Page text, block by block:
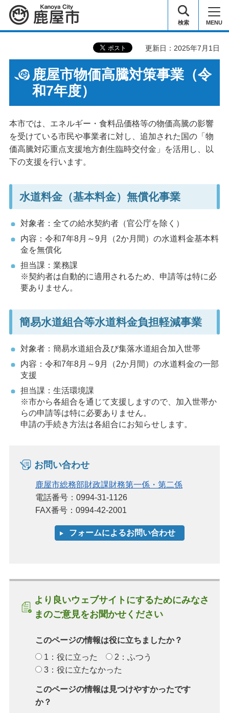
鹿屋市 検索 MENU
更新日：2025年7月1日
鹿屋市物価高騰対策事業（令
和7年度）
本市では、エネルギー・食料品価格等の物価高騰の影響
を受けている市民や事業者に対し、追加された国の「物
価高騰対応重点支援地方創生臨時交付金」を活用し、以
下の支援を行います。
水道料金（基本料金）無償化事業
対象者：全ての給水契約者（官公庁を除く）
内容：令和7年8月～9月（2か月間）の水道料金基本料
金を無償化
担当課：業務課
※契約者は自動的に適用されるため、申請等は特に必
要ありません。
簡易水道組合等水道料金負担軽減事業
対象者：簡易水道組合及び集落水道組合加入世帯
内容：令和7年8月～9月（2か月間）の水道料金の一部
支援
担当課：生活環境課
※市から各組合を通じて支援しますので、加入世帯か
らの申請等は特に必要ありません。
申請の手続き方法は各組合にお知らせします。
お問い合わせ
鹿屋市総務部財政課財務第一係・第二係
電話番号：0994-31-1126
FAX番号：0994-42-2001
より良いウェブサイトにするためにみなさ
まのご意見をお聞かせください
このページの情報は役に立ちましたか？
1：役に立った
2：ふつう
3：役に立たなかった
このページの情報は見つけやすかったです
か？